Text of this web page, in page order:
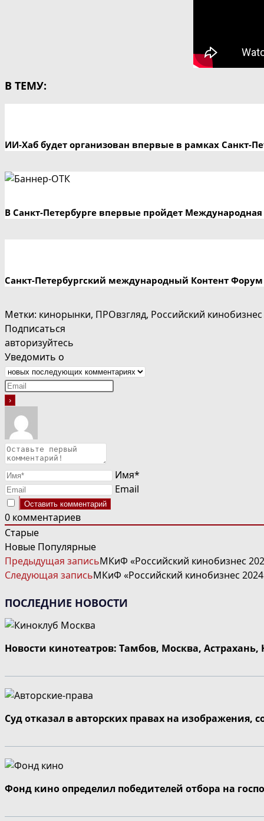
В ТЕМУ:
ИИ-Хаб будет организован впервые в рамках Санкт-
В Санкт-Петербурге впервые пройдет
Санкт-Петербургский международный Контент
Метки: кинорынки, ПРОвзгляд, Российский кинобизнес
Подписаться
авторизуйтесь
Уведомить о
Имя*
Email
0 комментариев
Старые
Новые Популярные
ЧИТАТЬ
ДАЛЕЕ
СТАТЬИ
Предыдущая записьМКиФ «Российский кинобизнес
Следующая записьМКиФ «Российский кинобизнес
ПОСЛЕДНИЕ НОВОСТИ
Новости кинотеатров: Тамбов, Москва,
Суд отказал в авторских правах на изображения,
Фонд кино определил победителей отбора на